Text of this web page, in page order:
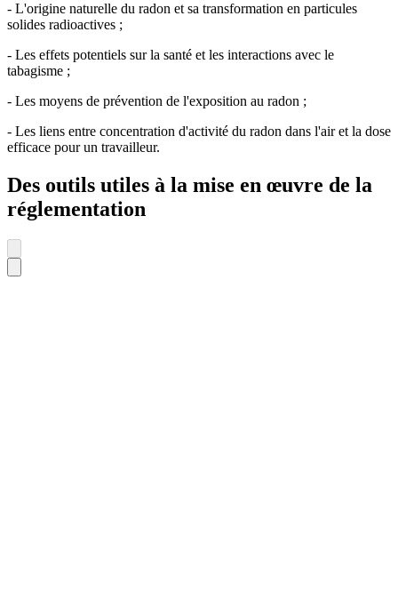
- L'origine naturelle du radon et sa transformation en particules
solides radioactives ;
- Les effets potentiels sur la santé et les interactions avec le
tabagisme ;
- Les moyens de prévention de l'exposition au radon ;
- Les liens entre concentration d'activité du radon dans l'air et la dose
efficace pour un travailleur.
Des outils utiles à la mise en œuvre de la
réglementation